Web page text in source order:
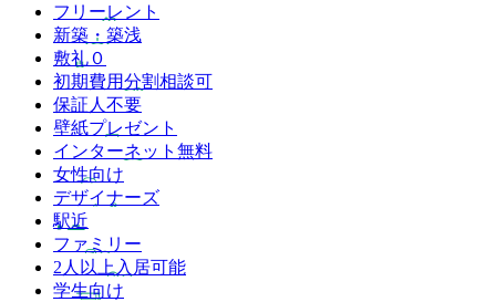
フリーレント
新築・築浅
敷礼０
初期費用分割相談可
保証人不要
壁紙プレゼント
インターネット無料
女性向け
デザイナーズ
駅近
ファミリー
2人以上入居可能
学生向け